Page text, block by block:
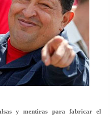
y mentiras para fabricar el